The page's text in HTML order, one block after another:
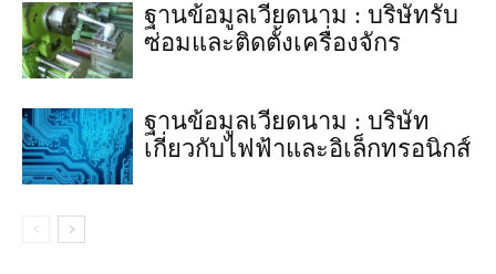
ฐานข้อมูลเวียดนาม : บริษัทรับ
ซ่อมและติดตั้งเครื่องจักร
ฐานข้อมูลเวียดนาม : บริษัท
เกี่ยวกับไฟฟ้าและอิเล็กทรอนิกส์